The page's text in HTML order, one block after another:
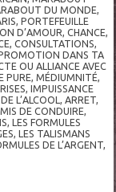
DU MONDE
,PORTEFEUILLE
D’AMOUR ,CHANCE
,CONSULTATIONS
DANS TA
OU ALLIANCE AVEC
PURE MÉDIUMNITÉ
IMPUISSANCE
L’ALCOOL ARRET,
DE CONDUIRE
,LES FORMULES
,LES TALISMANS
DE L’ARGENT,